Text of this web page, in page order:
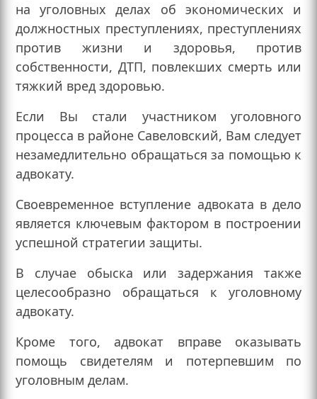
на уголовных делах об экономических и
должностных преступлениях, преступлениях
против жизни и здоровья, против
собственности, ДТП, повлекших смерть или
тяжкий вред здоровью.
Если Вы стали участником уголовного
процесса в районе Савеловский, Вам следует
незамедлительно обращаться за помощью к
адвокату.
Своевременное вступление адвоката в дело
является ключевым фактором в построении
успешной стратегии защиты.
В случае обыска или задержания также
целесообразно обращаться к уголовному
адвокату.
Кроме того, адвокат вправе оказывать
помощь свидетелям и потерпевшим по
уголовным делам.